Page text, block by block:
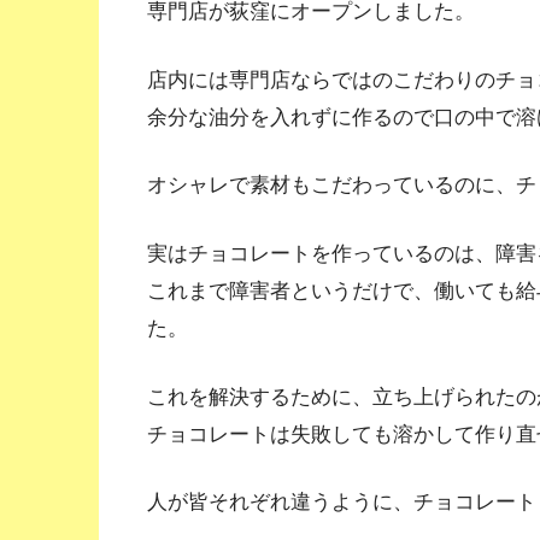
専門店が荻窪にオープンしました。
店内には専門店ならではのこだわりのチ
余分な油分を入れずに作るので口の中で
オシャレで素材もこだわっているのに、
実はチョコレートを作っているのは、障
これまで障害者というだけで、働いても
た。
これを解決するために、立ち上げられた
チョコレートは失敗しても溶かして作り
人が皆それぞれ違うように、チョコレー